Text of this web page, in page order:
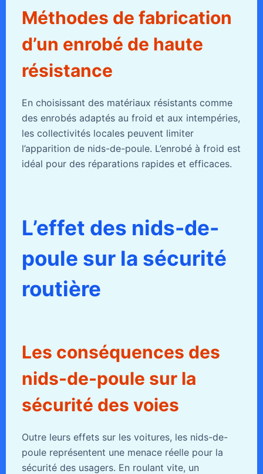
Méthodes de fabrication
d’un enrobé de haute
résistance
En choisissant des matériaux résistants comme
des enrobés adaptés au froid et aux intempéries,
les collectivités locales peuvent limiter
l’apparition de nids-de-poule. L’enrobé à froid est
idéal pour des réparations rapides et efficaces.
L’effet des nids-de-
poule sur la sécurité
routière
Les conséquences des
nids-de-poule sur la
sécurité des voies
Outre leurs effets sur les voitures, les nids-de-
poule représentent une menace réelle pour la
sécurité des usagers. En roulant vite, un